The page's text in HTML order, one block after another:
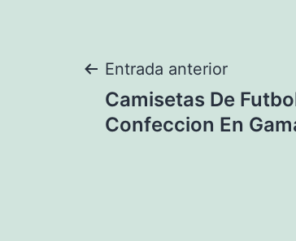
de
Entrada anterior
Camisetas De
Confeccion En